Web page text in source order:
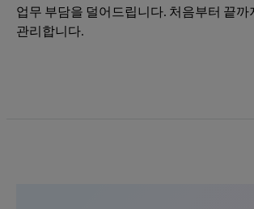
업무 부담을 덜어드립니다. 처음부터 끝까
관리합니다.